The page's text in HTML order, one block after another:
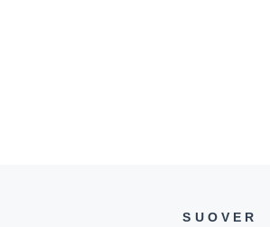
SUOVER